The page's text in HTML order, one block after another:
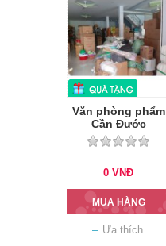
Văn phòng phẩm
Cần Đước
0 VNĐ
MUA HÀNG
Ưa thích